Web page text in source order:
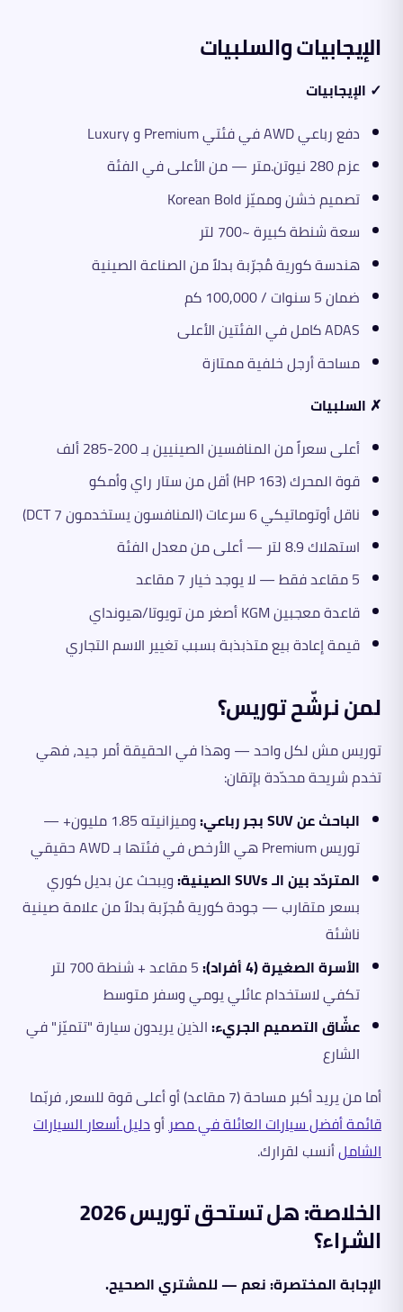
الإيجابيات والسلبيات
✓ الإيجابيات
دفع رباعي AWD في فئتي Premium و Luxury
عزم 280 نيوتن.متر — من الأعلى في الفئة
تصميم خشن ومميّز Korean Bold
سعة شنطة كبيرة ~700 لتر
هندسة كورية مُجرّبة بدلاً من الصناعة الصينية
ضمان 5 سنوات / 100,000 كم
ADAS كامل في الفئتين الأعلى
مساحة أرجل خلفية ممتازة
✗ السلبيات
أعلى سعراً من المنافسين الصينيين بـ 200-285 ألف
قوة المحرك (163 HP) أقل من ستار راي وأمكو
ناقل أوتوماتيكي 6 سرعات (المنافسون يستخدمون DCT 7)
استهلاك 8.9 لتر — أعلى من معدل الفئة
5 مقاعد فقط — لا يوجد خيار 7 مقاعد
قاعدة معجبين KGM أصغر من تويوتا/هيونداي
قيمة إعادة بيع متذبذبة بسبب تغيير الاسم التجاري
لمن نرشّح توريس؟
توريس مش لكل واحد — وهذا في الحقيقة أمر جيد، فهي
تخدم شريحة محدّدة بإتقان:
الباحث عن SUV بجر رباعي:
وميزانيته 1.85 مليون+ —
توريس Premium هي الأرخص في فئتها بـ AWD حقيقي
المتردّد بين الـ SUVs الصينية:
ويبحث عن بديل كوري
بسعر متقارب — جودة كورية مُجرّبة بدلاً من علامة صينية
ناشئة
الأسرة الصغيرة (4 أفراد):
5 مقاعد + شنطة 700 لتر
تكفي لاستخدام عائلي يومي وسفر متوسط
عشّاق التصميم الجريء:الذين يريدون سيارة "تتميّز" في
الشارع
أما من يريد أكبر مساحة (7 مقاعد) أو أعلى قوة للسعر، فربّما
قائمة أفضل سيارات العائلة في مصرأودليل أسعار السيارات
الشاملأنسب لقرارك.
الخلاصة: هل تستحق توريس 2026
الشراء؟
الإجابة المختصرة: نعم — للمشتري الصحيح.